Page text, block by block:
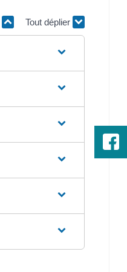
Tout déplier